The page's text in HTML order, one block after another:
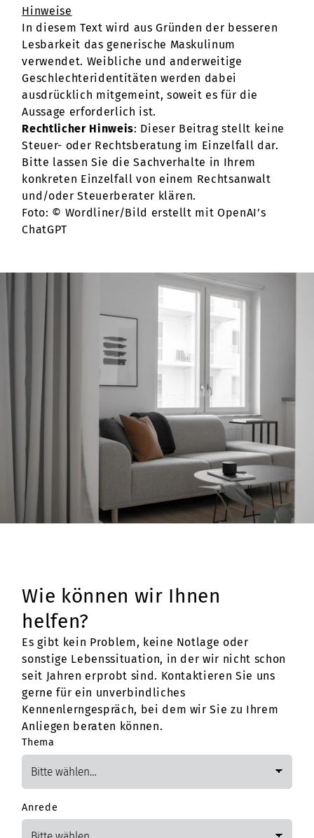
Hinweise
In diesem Text wird aus Gründen der besseren
Lesbarkeit das generische Maskulinum
verwendet. Weibliche und anderweitige
Geschlechteridentitäten werden dabei
ausdrücklich mitgemeint, soweit es für die
Aussage erforderlich ist.
Rechtlicher Hinweis: Dieser Beitrag stellt keine
Steuer- oder Rechtsberatung im Einzelfall dar.
Bitte lassen Sie die Sachverhalte in Ihrem
konkreten Einzelfall von einem Rechtsanwalt
und/oder Steuerberater klären.
Foto: © Wordliner/Bild erstellt mit OpenAI’s
ChatGPT
Wie können wir Ihnen
helfen?
Es gibt kein Problem, keine Notlage oder
sonstige Lebenssituation, in der wir nicht schon
seit Jahren erprobt sind. Kontaktieren Sie uns
gerne für ein unverbindliches
Kennenlerngespräch, bei dem wir Sie zu Ihrem
Anliegen beraten können.
Thema
Anrede